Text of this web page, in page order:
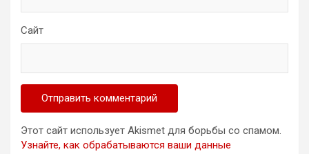
Сайт
Этот сайт использует Akismet для борьбы со спамом.
Узнайте, как обрабатываются ваши данные